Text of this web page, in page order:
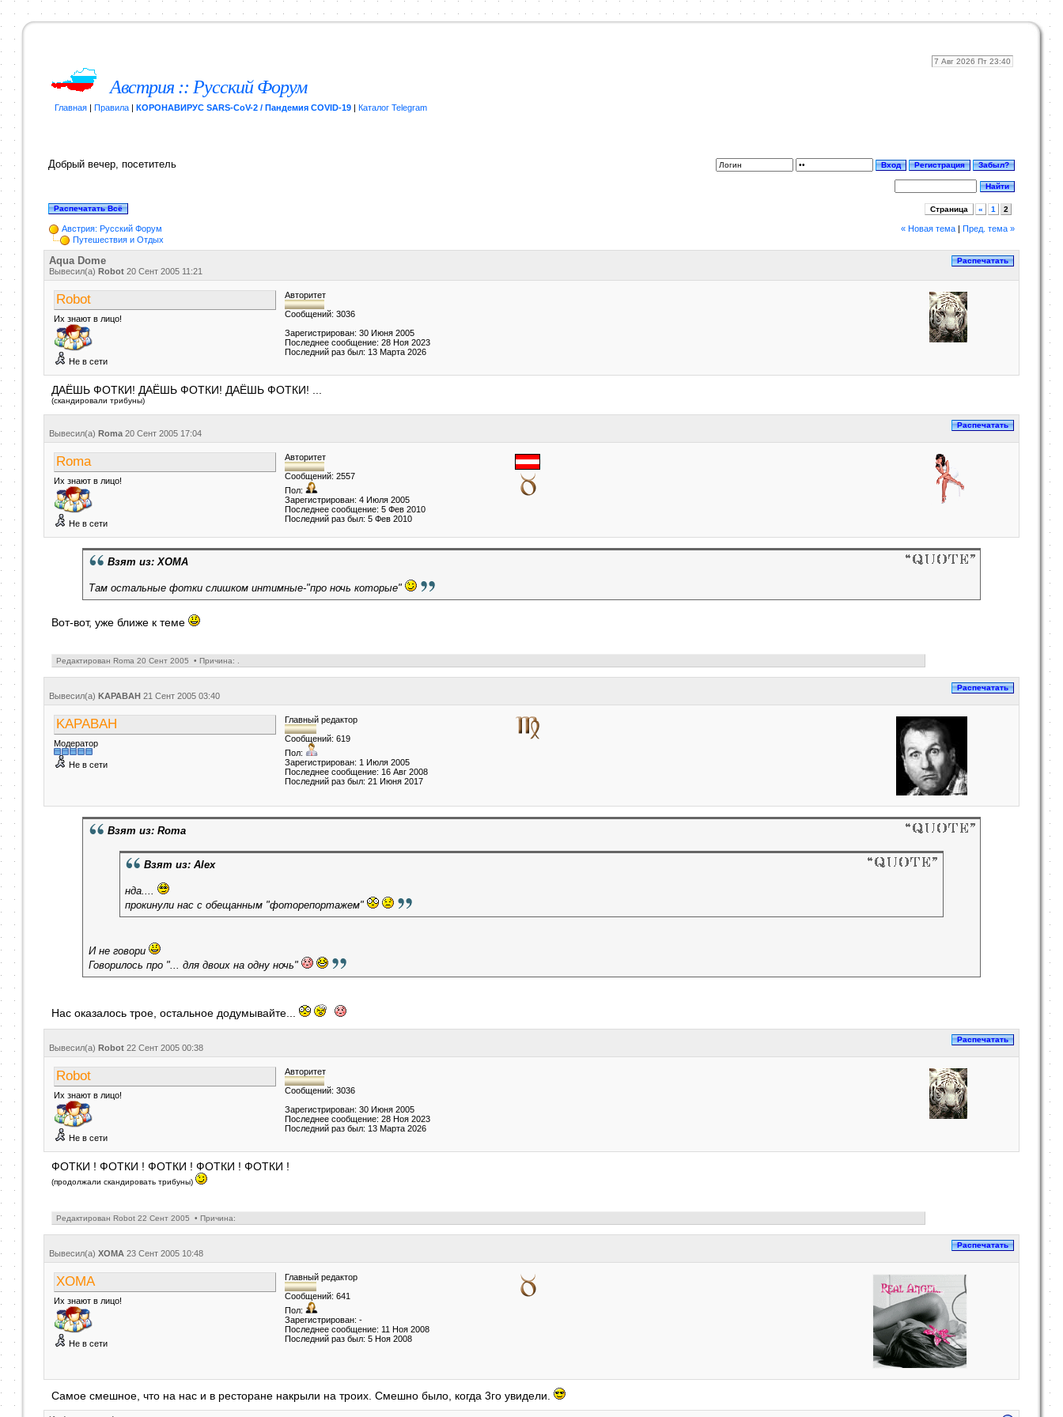
7 Авг 2026 Пт 23:40
Австрия :: Русский Форум
Главная| Правила| КОРОНАВИРУС SARS-CoV-2 / Пандемия COVID-19| Каталог Telegram
Добрый вечер, посетитель
Страница « 1 2
« Новая тема |Пред. тема »
Австрия: Русский Форум
Путешествия и Отдых
Aqua Dome
Вывесил(a) Robot20 Сент 2005 11:21
Robot
Их знают в лицо!
Не в сети
Авторитет
Сообщений: 3036
Зарегистрирован: 30 Июня 2005
Последнее сообщение: 28 Ноя 2023
Последний раз был: 13 Марта 2026
ДАЁШЬ ФОТКИ! ДАЁШЬ ФОТКИ! ДАЁШЬ ФОТКИ! ...
(скандировали трибуны)
Вывесил(a) Roma20 Сент 2005 17:04
Roma
Их знают в лицо!
Не в сети
Авторитет
Сообщений: 2557
Пол:
Зарегистрирован: 4 Июля 2005
Последнее сообщение: 5 Фев 2010
Последний раз был: 5 Фев 2010
Взят из: XOMA
Там остальные фотки слишком интимные-"про ночь которые"
Вот-вот, уже ближе к теме
Редактирован Roma 20 Сент 2005 • Причина: .
Вывесил(a) KAPABAH21 Сент 2005 03:40
KAPABAH
Модератор
Не в сети
Главный редактор
Сообщений: 619
Пол:
Зарегистрирован: 1 Июля 2005
Последнее сообщение: 16 Авг 2008
Последний раз был: 21 Июня 2017
Взят из: Roma
Взят из: Alex
нда....
прокинули нас с обещанным "фоторепортажем"
И не говори
Говорилось про "... для двоих на одну ночь"
Нас оказалось трое, остальное додумывайте...
Вывесил(a) Robot22 Сент 2005 00:38
Robot
Их знают в лицо!
Не в сети
Авторитет
Сообщений: 3036
Зарегистрирован: 30 Июня 2005
Последнее сообщение: 28 Ноя 2023
Последний раз был: 13 Марта 2026
ФОТКИ ! ФОТКИ ! ФОТКИ ! ФОТКИ ! ФОТКИ !
(продолжали скандировать трибуны)
Редактирован Robot 22 Сент 2005 • Причина:
Вывесил(a) XOMA 23 Сент 2005 10:48
XOMA
Их знают в лицо!
Не в сети
Главный редактор
Сообщений: 641
Пол:
Зарегистрирован: -
Последнее сообщение: 11 Ноя 2008
Последний раз был: 5 Ноя 2008
Самое смешное, что на нас и в ресторане накрыли на троих. Смешно было, когда 3го увидели.